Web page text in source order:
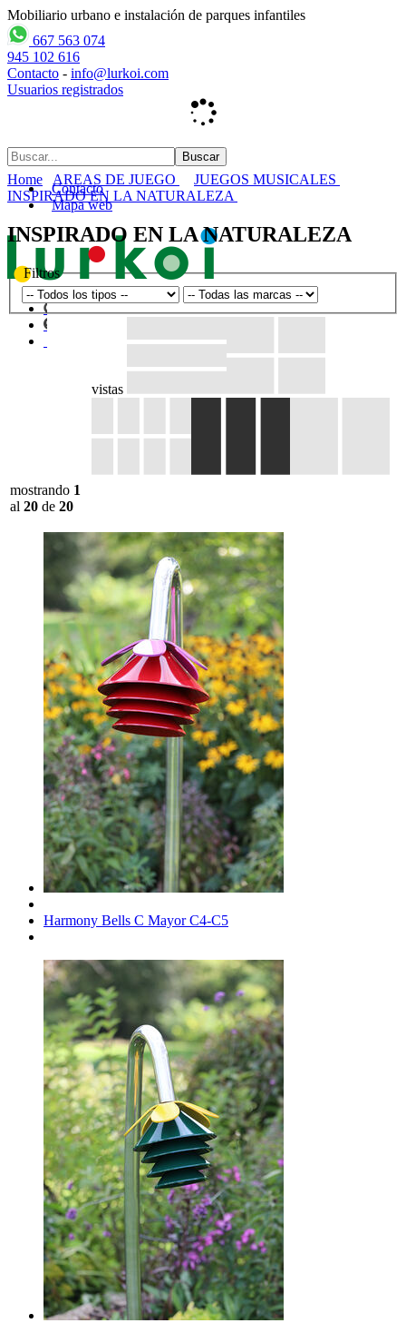
Mobiliario urbano e instalación de parques infantiles
667 563 074
945 102 616
Contacto - info@lurkoi.com
Usuarios registrados
Contacto
Mapa web
Home AREAS DE JUEGO
JUEGOS MUSICALES
INSPIRADO EN LA NATURALEZA
INSPIRADO EN LA NATURALEZA
Filtros
vistas
mostrando 1
al 20 de 20
Harmony Bells C Mayor C4-C5